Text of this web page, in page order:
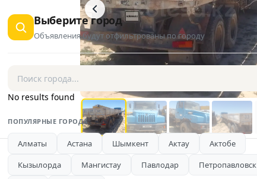
Выберите город
Объявления будут отфильтрованы по городу
No results found
ПОПУЛЯРНЫЕ ГОРОДА
Алматы Астана Шымкент Актау
Актобе
Кызылорда
Мангистау Павлодар
Петропавловск